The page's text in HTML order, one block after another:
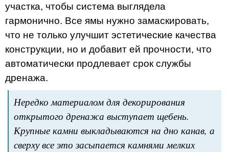
участка, чтобы система выглядела
гармонично. Все ямы нужно замаскировать,
что не только улучшит эстетические качества
конструкции, но и добавит ей прочности, что
автоматически продлевает срок службы
дренажа.
Нередко материалом для декорирования
открытого дренажа выступает щебень.
Крупные камни выкладываются на дно канав, а
сверху все это засыпается камнями мелких